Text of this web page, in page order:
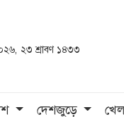
২৩ শ্রাবণ ১৪৩৩
দেশজুড়ে